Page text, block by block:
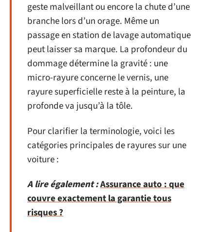
geste malveillant ou encore la chute d’une
branche lors d’un orage. Même un
passage en station de lavage automatique
peut laisser sa marque. La profondeur du
dommage détermine la gravité : une
micro-rayure concerne le vernis, une
rayure superficielle reste à la peinture, la
profonde va jusqu’à la tôle.
Pour clarifier la terminologie, voici les
catégories principales de rayures sur une
voiture :
A lire également :Assurance auto : que
couvre exactement la garantie tous
risques ?